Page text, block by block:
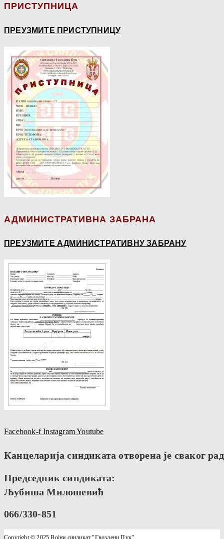
ПРИСТУПНИЦА
ПРЕУЗМИТЕ ПРИСТУПНИЦУ
АДМИНИСТРАТИВНА ЗАБРАНА
ПРЕУЗМИТЕ АДМИНИСТРАТИВНУ ЗАБРАНУ
Facebook-f InstagramYoutube
Канцеларија синдиката отворена је сваког
Председник синдиката:
Љубиша Милошевић
066/330-851
Copyright © 2025 Војни синдикат "Гвоздени Пук"